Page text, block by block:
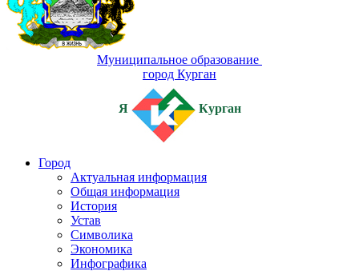
Муниципальное образование
город Курган
Я Курган
Город
Актуальная информация
Общая информация
История
Устав
Символика
Экономика
Инфографика